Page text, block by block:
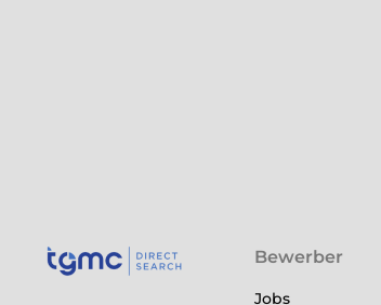
Bewerber
Jobs